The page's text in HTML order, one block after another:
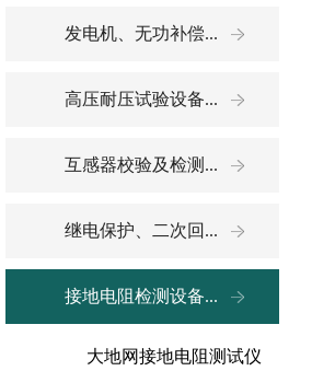
发电机、无功补偿...
高压耐压试验设备...
互感器校验及检测...
继电保护、二次回...
接地电阻检测设备...
大地网接地电阻测试仪